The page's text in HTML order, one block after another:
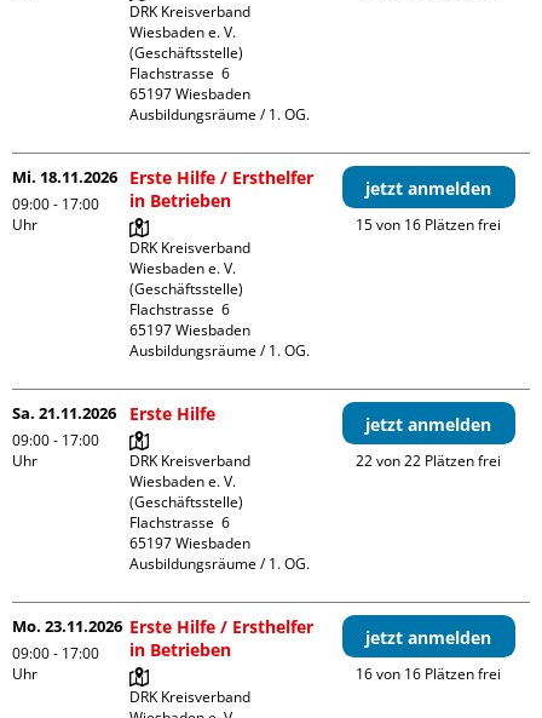
DRK Kreisverband
Wiesbaden e. V.
(Geschäftsstelle)
Flachstrasse  6
65197 Wiesbaden
Ausbildungsräume / 1. OG.
Mi. 18.11.2026
09:00 - 17:00
Uhr
Erste Hilfe / Ersthelfer
in Betrieben
DRK Kreisverband
Wiesbaden e. V.
(Geschäftsstelle)
Flachstrasse  6
65197 Wiesbaden
Ausbildungsräume / 1. OG.
jetzt anmelden
15 von 16 Plätzen frei
Sa. 21.11.2026
09:00 - 17:00
Uhr
Erste Hilfe
DRK Kreisverband
Wiesbaden e. V.
(Geschäftsstelle)
Flachstrasse  6
65197 Wiesbaden
Ausbildungsräume / 1. OG.
jetzt anmelden
22 von 22 Plätzen frei
Mo. 23.11.2026
09:00 - 17:00
Uhr
Erste Hilfe / Ersthelfer
in Betrieben
DRK Kreisverband
jetzt anmelden
16 von 16 Plätzen frei